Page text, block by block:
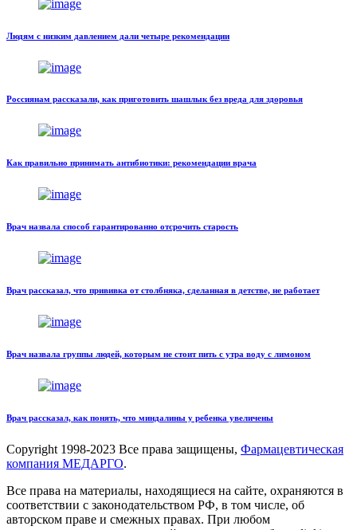
Людям с низким давлением дали четыре рекомендации
Россиянам рассказали, как приготовить шашлык без вреда для здоровья
Как правильно принимать антибиотики: рекомендации врача
Врач назвала способ гарантированно отсрочить старость
Врач рассказал, что прививка от столбняка, сделанная в детстве, не работает
Врач назвала группы людей, которым не стоит пить с утра воду с лимоном
Врач рассказал, как понять, что миндалины у ребенка увеличены
Copyright 1998-2023 Все права защищены, Фармацевтическая
компания МЕДАРГО.
Все права на материалы, находящиеся на сайте, охраняются в
соответствии с законодательством РФ, в том числе, об
авторском праве и смежных правах. При любом